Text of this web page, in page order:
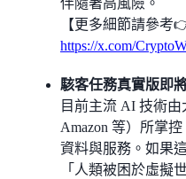
伴隨著高風險。
【更多細節請參考
https://x.com/
駭客任務真實版即
目前主流 AI 技術由
Amazon 等）所掌
資料與服務。如果
「人類被困於虛擬